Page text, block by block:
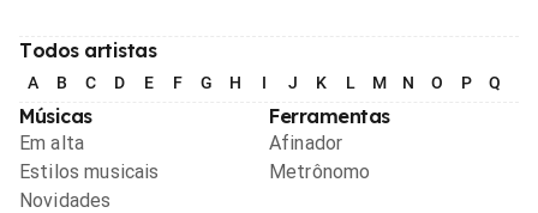
Todos artistas
A B C D E F G H I J K L M N O P Q
Músicas
Em alta
Estilos musicais
Novidades
Ferramentas
Afinador
Metrônomo